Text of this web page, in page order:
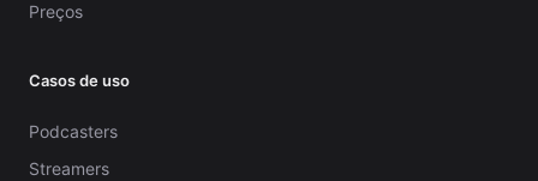
Preços
Casos de uso
Podcasters
Streamers